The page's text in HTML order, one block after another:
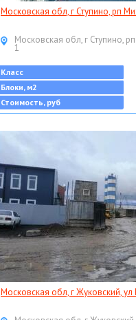
Московская обл, г Ступино, рп
Московская обл, г Ступино,
1
Класс
Блоки, м2
Стоимость, руб
Московская обл, г Жуковский,